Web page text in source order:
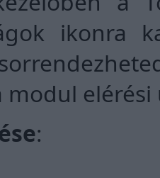
ikonra
modul
: